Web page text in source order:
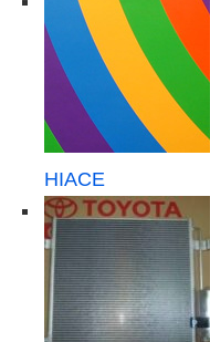
HIACE